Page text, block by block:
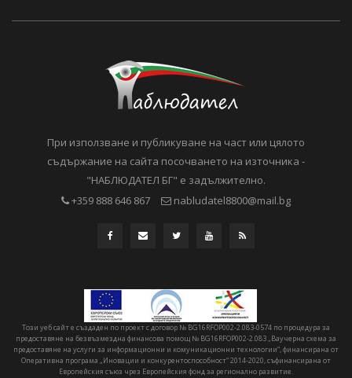
При използване и публикуване на част или цялото
съдържание на сайта посочването на източника -
"НАБЛЮДАТЕЛ БГ" е задължително.
+359 888 646 867
nabludatel8800@mail.bg
Този уеб сайт е създаден по проект с договор № BG16RFOP002-2.083-0574 по процедура за
предоставяне на безвъзмездна финансова помощ № BG16RFOP002-2.083 „Ваучерна схема за
предоставяне на услуги за информационни и комуникационни технологии“, финансирана от
Оперативна програма „Иновации и конкурентоспособност“ 2014-2020, съфинансирана от
Европейския съюз чрез Европейския фонд за регионално развитие.